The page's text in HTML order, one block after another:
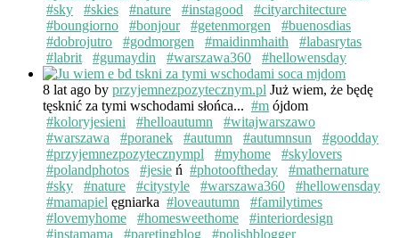
#sky
#skies #nature #instagood
#cityarchitecture
#boungiorno
#bonjour #getenmorgen
#buenosdias
#dobrojutro
#godmorgen #maidinmhaith
#labasrytas
#labrit
#gumaydin #warszawa360 #hellowensday
8 lat ago by przyjemnezpozytecznym.pl Już wiem, że będę
tęsknić za tymi wschodami słońca... #m ójdom
#koloryjesieni
#helloautumn
#witajwarszawo
#warszawa
#poranek #autumn #autumnsun
#goodday
#przyjemnezpozytecznympl
#myhome
#skylovers
#polandphotos
#jesie ń #photooftheday
#mathernature
#sky
#nature #citystyle #warszawa360
#hellowensday
#mamapiel ęgniarka #loveautumn
#familytimes
#lovemyhome
#homesweethome
#interiordesign
#instamama
#paretingblog #polishblogger